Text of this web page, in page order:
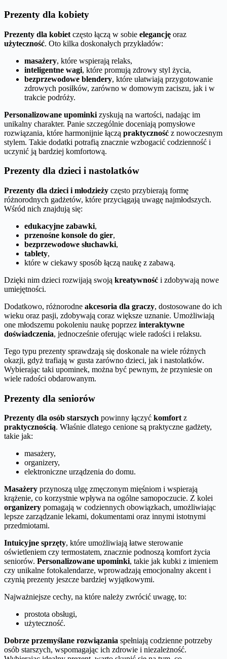
Prezenty dla kobiety
Prezenty dla kobiet często łączą w sobie elegancję oraz
użyteczność. Oto kilka doskonałych przykładów:
masażery, które wspierają relaks,
inteligentne wagi, które promują zdrowy styl życia,
bezprzewodowe blendery, które ułatwiają przygotowanie
zdrowych posiłków, zarówno w domowym zaciszu, jak i w
trakcie podróży.
Personalizowane upominki zyskują na wartości, nadając im
unikalny charakter. Panie szczególnie doceniają pomysłowe
rozwiązania, które harmonijnie łączą praktyczność z nowoczesnym
stylem. Takie dodatki potrafią znacznie wzbogacić codzienność i
uczynić ją bardziej komfortową.
Prezenty dla dzieci i nastolatków
Prezenty dla dzieci i młodzieży często przybierają formę
różnorodnych gadżetów, które przyciągają uwagę najmłodszych.
Wśród nich znajdują się:
edukacyjne zabawki,
przenośne konsole do gier,
bezprzewodowe słuchawki,
tablety,
które w ciekawy sposób łączą naukę z zabawą.
Dzięki nim dzieci rozwijają swoją kreatywność i zdobywają nowe
umiejętności.
Dodatkowo, różnorodne akcesoria dla graczy, dostosowane do ich
wieku oraz pasji, zdobywają coraz większe uznanie. Umożliwiają
one młodszemu pokoleniu naukę poprzez interaktywne
doświadczenia, jednocześnie oferując wiele radości i relaksu.
Tego typu prezenty sprawdzają się doskonale na wiele różnych
okazji, gdyż trafiają w gusta zarówno dzieci, jak i nastolatków.
Wybierając taki upominek, można być pewnym, że przyniesie on
wiele radości obdarowanym.
Prezenty dla seniorów
Prezenty dla osób starszych powinny łączyć komfort z
praktycznością. Właśnie dlatego cenione są praktyczne gadżety,
takie jak:
masażery,
organizery,
elektroniczne urządzenia do domu.
Masażery przynoszą ulgę zmęczonym mięśniom i wspierają
krążenie, co korzystnie wpływa na ogólne samopoczucie. Z kolei
organizery pomagają w codziennych obowiązkach, umożliwiając
lepsze zarządzanie lekami, dokumentami oraz innymi istotnymi
przedmiotami.
Intuicyjne sprzęty, które umożliwiają łatwe sterowanie
oświetleniem czy termostatem, znacznie podnoszą komfort życia
seniorów. Personalizowane upominki, takie jak kubki z imieniem
czy unikalne fotokalendarze, wprowadzają emocjonalny akcent i
czynią prezenty jeszcze bardziej wyjątkowymi.
Najważniejsze cechy, na które należy zwrócić uwagę, to:
prostota obsługi,
użyteczność.
Dobrze przemyślane rozwiązania spełniają codzienne potrzeby
osób starszych, wspomagając ich zdrowie i niezależność.